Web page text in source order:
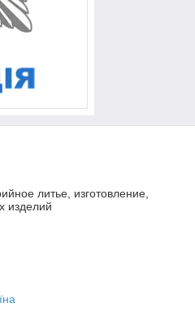
литье, изготовление,
изделий